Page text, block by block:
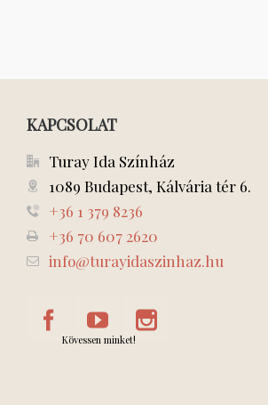
KAPCSOLAT
Turay Ida Színház
1089 Budapest, Kálvária tér 6.
+36 1 379 8236
+36 70 607 2620
info@turayidaszinhaz.hu
Kövessen minket!